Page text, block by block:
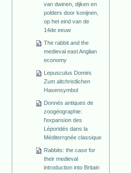
van dwinen, dijken en
polders door konijnen,
op het eind van de
14de eeuw
The rabbit and the
medieval east Anglian
economy
Lepusculus Domini.
Zum altchristlichen
Hasensymbol
Donnés antiques de
zoogéographie:
l'expansion des
Léporidés dans la
Méditerrqnée classique
Rabbits: the case for
their medieval
introduction into Britain